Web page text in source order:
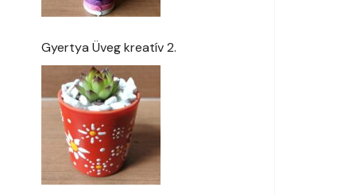
Gyertya Üveg kreatív 2.